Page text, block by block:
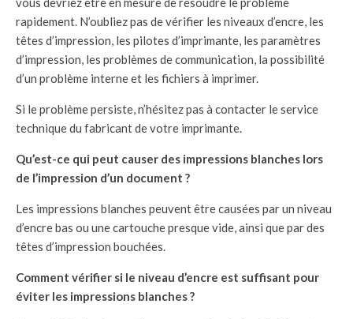
rapidement. N’oubliez pas de vérifier les niveaux d’encre, les
têtes d’impression, les pilotes d’imprimante, les paramètres
d’impression, les problèmes de communication, la possibilité
d’un problème interne et les fichiers à imprimer.
Si le problème persiste, n’hésitez pas à contacter le service
technique du fabricant de votre imprimante.
Qu’est-ce qui peut causer des impressions blanches lors
de l’impression d’un document ?
Les impressions blanches peuvent être causées par un niveau
d’encre bas ou une cartouche presque vide, ainsi que par des
têtes d’impression bouchées.
Comment vérifier si le niveau d’encre est suffisant pour
éviter les impressions blanches ?